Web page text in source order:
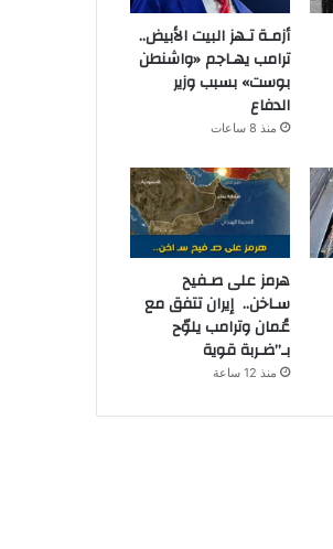
أزمـة تـهز البيت الأبيض..
ترامب يهـاجم «واشنطن
بوست» بسبب وزير
الدفاع
منذ 8 ساعات
هرمز على صـفيح
سـاخن.. إيران تتفق مع
عُمان وترامب يلوّح
بـ”ضـربة قوية
منذ 12 ساعة